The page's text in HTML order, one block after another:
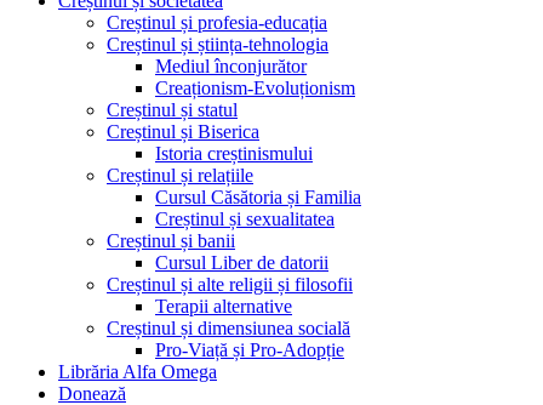
Creștinul și profesia-educația
Creștinul și știința-tehnologia
Mediul înconjurător
Creaționism-Evoluționism
Creștinul și statul
Creștinul și Biserica
Istoria creștinismului
Creștinul și relațiile
Cursul Căsătoria și Familia
Creștinul și sexualitatea
Creștinul și banii
Cursul Liber de datorii
Creștinul și alte religii și filosofii
Terapii alternative
Creștinul și dimensiunea socială
Pro-Viață și Pro-Adopție
Librăria Alfa Omega
Donează